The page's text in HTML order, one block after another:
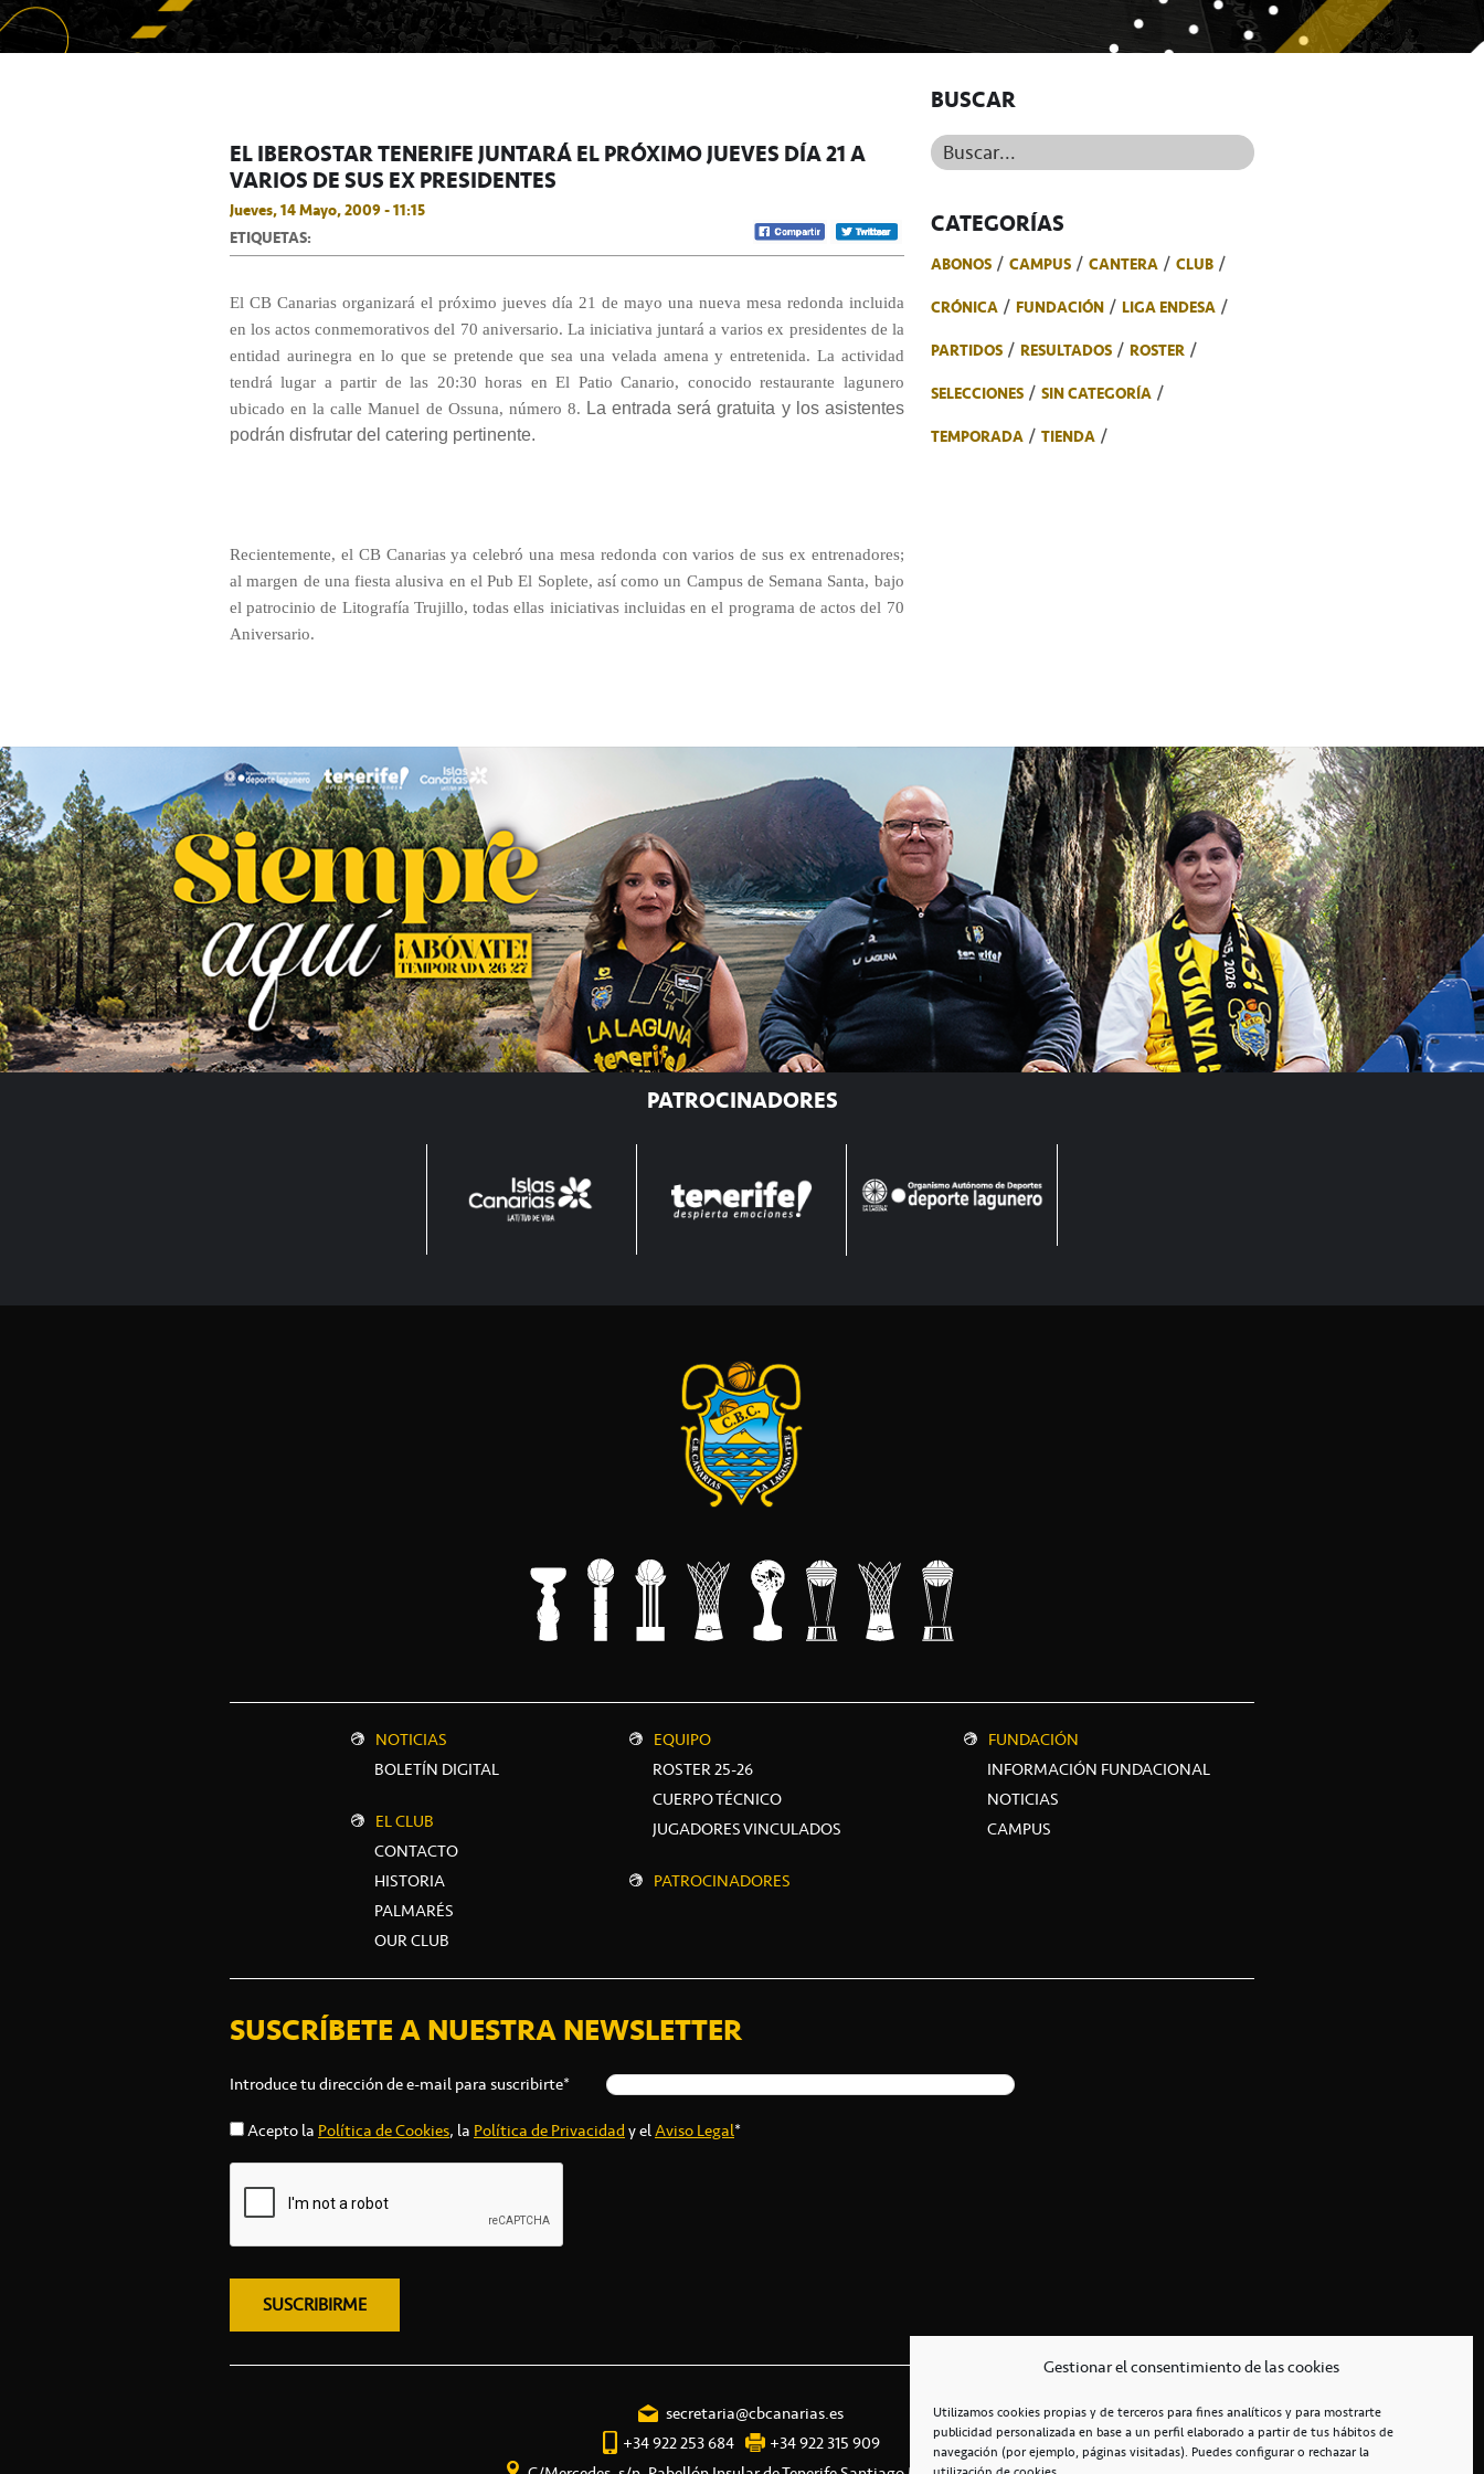
Gestionar el consentimiento de las cookies
Utilizamos cookies propias y de terceros para fines analíticos y para mostrarte
publicidad personalizada en base a un perfil elaborado a partir de tus hábitos de
navegación (por ejemplo, páginas visitadas). Puedes configurar o rechazar la
EL IBEROSTAR TENERIFE JUNTARÁ EL PRÓXIMO JUEVES DÍA 21 A
VARIOS DE SUS EX PRESIDENTES
Jueves, 14 Mayo, 2009 - 11:15
ETIQUETAS:
El CB Canarias organizará el próximo jueves día 21 de mayo una nueva mesa redonda incluida
en los actos conmemorativos del 70 aniversario. La iniciativa juntará a varios ex presidentes de la
entidad aurinegra en lo que se pretende que sea una velada amena y entretenida. La actividad
tendrá lugar a partir de las 20:30 horas en El Patio Canario, conocido restaurante lagunero
ubicado en la calle Manuel de Ossuna, número 8. La entrada será gratuita y los asistentes
podrán disfrutar del catering pertinente.
Recientemente, el CB Canarias ya celebró una mesa redonda con varios de sus ex entrenadores;
al margen de una fiesta alusiva en el Pub El Soplete, así como un Campus de Semana Santa, bajo
el patrocinio de Litografía Trujillo, todas ellas iniciativas incluidas en el programa de actos del 70
Aniversario.
BUSCAR
Buscar...
CATEGORÍAS
ABONOS CAMPUS CANTERA
CLUB
CRÓNICA
FUNDACIÓN
LIGA ENDESA
PARTIDOS
RESULTADOS
ROSTER
SELECCIONES
SIN CATEGORÍA
TEMPORADA
TIENDA
PATROCINADORES
NOTICIAS
BOLETÍN DIGITAL
EL CLUB
CONTACTO
HISTORIA
PALMARÉS
OUR CLUB
EQUIPO
ROSTER 25-26
CUERPO TÉCNICO
JUGADORES VINCULADOS
PATROCINADORES
FUNDACIÓN
INFORMACIÓN FUNDACIONAL
NOTICIAS
CAMPUS
SUSCRÍBETE A NUESTRA NEWSLETTER
Introduce tu dirección de e-mail para suscribirte*
Acepto la Política de Cookies, la Política de Privacidady elAviso Legal*
secretaria@cbcanarias.es
+34 922 253 684
+34 922 315 909